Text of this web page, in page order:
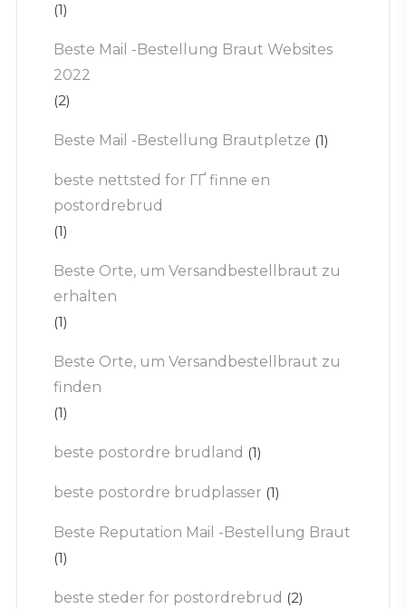
(1)
Beste Mail -Bestellung Braut Websites
2022
(2)
Beste Mail -Bestellung Brautpletze (1)
beste nettsted for ГҐ finne en
postordrebrud
(1)
Beste Orte, um Versandbestellbraut zu
erhalten
(1)
Beste Orte, um Versandbestellbraut zu
finden
(1)
beste postordre brudland (1)
beste postordre brudplasser (1)
Beste Reputation Mail -Bestellung Braut
(1)
beste steder for postordrebrud (2)